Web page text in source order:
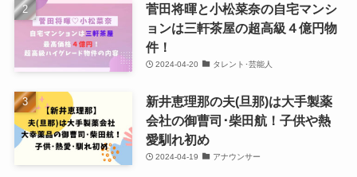
菅田将暉と小松菜奈の自宅マンシ
ョンは三軒茶屋の超高級４億円物
件！
2024-04-20 タレント･芸能人
新井恵理那の夫(旦那)は大手製薬
会社の御曹司･柴田航！子供や熱
愛馴れ初め
2024-04-19 アナウンサー